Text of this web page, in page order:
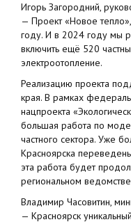
Игорь Загородний,
— Проект «Новое
году. И в 2024 году мы
включить ещё 520
электроотопление.
Реализацию проекта
края. В рамках
нацпроекта
большая работа по
частного сектора. Уже
Красноярска
эта работа будет
региональном
Владимир Часовитин,
— Красноярск